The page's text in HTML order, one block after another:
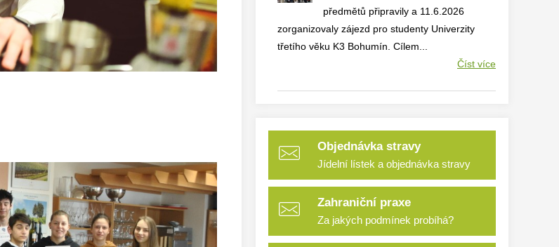
předmětů připravily a 11.6.2026
zorganizovaly zájezd pro studenty Univerzity
třetího věku K3 Bohumín. Cílem...
Číst více
Objednávka stravy
Jídelní lístek a objednávka stravy
Zahraniční praxe
Za jakých podmínek probíhá?